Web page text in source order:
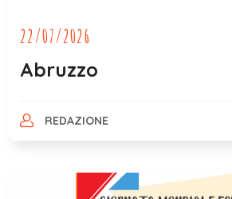
22/07/2026
Abruzzo
REDAZIONE